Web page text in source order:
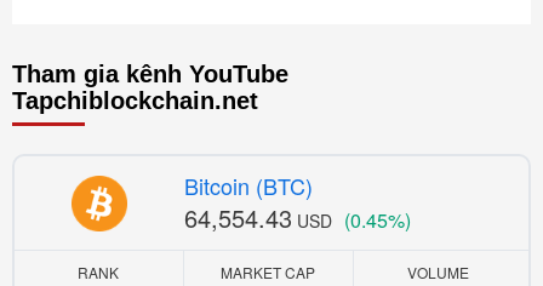
Tham gia kênh YouTube
Tapchiblockchain.net
Bitcoin (BTC)
64,554.43 USD (0.45%)
RANK MARKET CAP VOLUME